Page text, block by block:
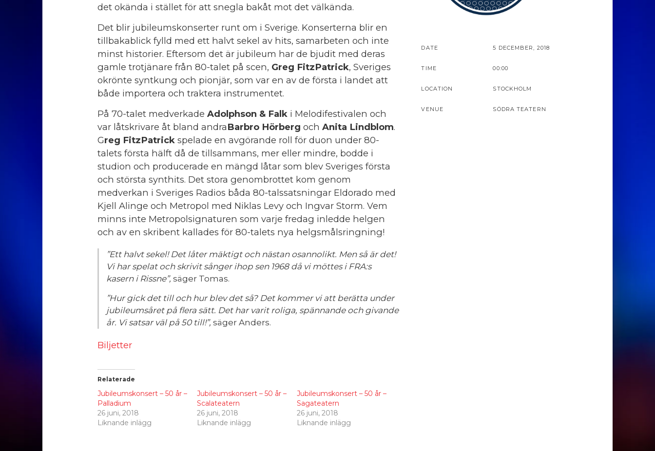
DATE 5 DECEMBER, 2018
TIME 00:00
LOCATION STOCKHOLM
VENUE SÖDRA TEATERN
det okända i stället för att snegla bakåt mot det välkända.
Det blir jubileumskonserter runt om i Sverige. Konserterna blir en
tillbakablick fylld med ett halvt sekel av hits, samarbeten och inte
minst historier. Eftersom det är jubileum har de bjudit med deras
gamle trotjänare från 80-talet på scen, Greg FitzPatrick, Sveriges
okrönte syntkung och pionjär, som var en av de första i landet att
både importera och traktera instrumentet.
På 70-talet medverkade Adolphson & Falki Melodifestivalen och
var låtskrivare åt bland andraBarbro Hörberg och Anita Lindblom.
Greg FitzPatrickspelade en avgörande roll för duon under 80-
talets första hälft då de tillsammans, mer eller mindre, bodde i
studion och producerade en mängd låtar som blev Sveriges första
och största synthits. Det stora genombrottet kom genom
medverkan i Sveriges Radios båda 80-talssatsningar Eldorado med
Kjell Alinge och Metropol med Niklas Levy och Ingvar Storm. Vem
minns inte Metropolsignaturen som varje fredag inledde helgen
och av en skribent kallades för 80-talets nya helgsmålsringning!
”Ett halvt sekel! Det låter mäktigt och nästan osannolikt. Men så är det!
Vi har spelat och skrivit sånger ihop sen 1968 då vi möttes i FRA:s
kasern i Rissne”, säger Tomas.
”Hur gick det till och hur blev det så? Det kommer vi att berätta under
jubileumsåret på flera sätt. Det har varit roliga, spännande och givande
år. Vi satsar väl på 50 till!”, säger Anders.
Biljetter
Relaterade
Jubileumskonsert – 50 år –
Palladium
26 juni, 2018
Liknande inlägg
Jubileumskonsert – 50 år –
Scalateatern
26 juni, 2018
Liknande inlägg
Jubileumskonsert – 50 år –
Sagateatern
26 juni, 2018
Liknande inlägg